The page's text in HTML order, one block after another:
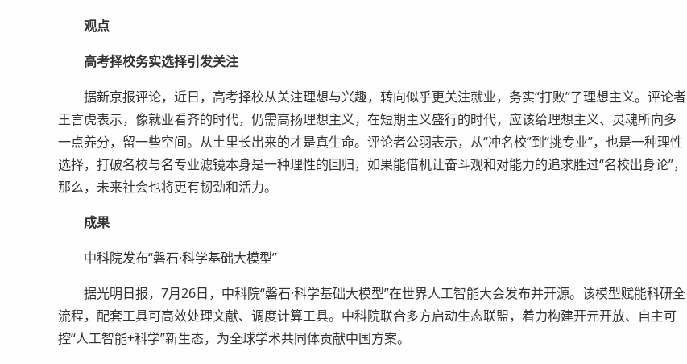
观点
高考择校务实选择引发关注
据新京报评论，近日，高考择校从关注理想与兴趣，转向似乎更关注就业，务实“打败”了理想主义。评论者
王言虎表示，像就业看齐的时代，仍需高扬理想主义，在短期主义盛行的时代，应该给理想主义、灵魂所向多
一点养分，留一些空间。从土里长出来的才是真生命。评论者公羽表示，从“冲名校”到“挑专业”，也是一种理性
选择，打破名校与名专业滤镜本身是一种理性的回归，如果能借机让奋斗观和对能力的追求胜过“名校出身论”，
那么，未来社会也将更有韧劲和活力。
成果
中科院发布“磐石·科学基础大模型”
据光明日报，7月26日，中科院“磐石·科学基础大模型”在世界人工智能大会发布并开源。该模型赋能科研全
流程，配套工具可高效处理文献、调度计算工具。中科院联合多方启动生态联盟，着力构建开元开放、自主可
控“人工智能+科学”新生态，为全球学术共同体贡献中国方案。